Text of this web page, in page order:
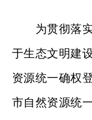
为贯彻落实
于生态文明建
资源统一确权
市自然资源统